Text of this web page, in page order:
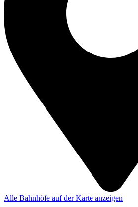
Alle Bahnhöfe auf der Karte anzeigen